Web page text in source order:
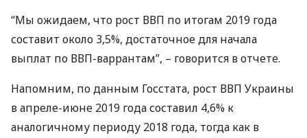
“Мы ожидаем, что рост ВВП по итогам 2019 года
составит около 3,5%, достаточное для начала
выплат по ВВП-варрантам”, – говорится в отчете.
Напомним, по данным Госстата, рост ВВП Украины
в апреле-июне 2019 года составил 4,6% к
аналогичному периоду 2018 года, тогда как в